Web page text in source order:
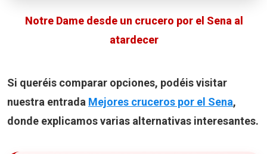
Notre Dame desde un crucero por el Sena al
atardecer
Si queréis comparar opciones, podéis visitar
nuestra entrada Mejores cruceros por el Sena,
donde explicamos varias alternativas interesantes.